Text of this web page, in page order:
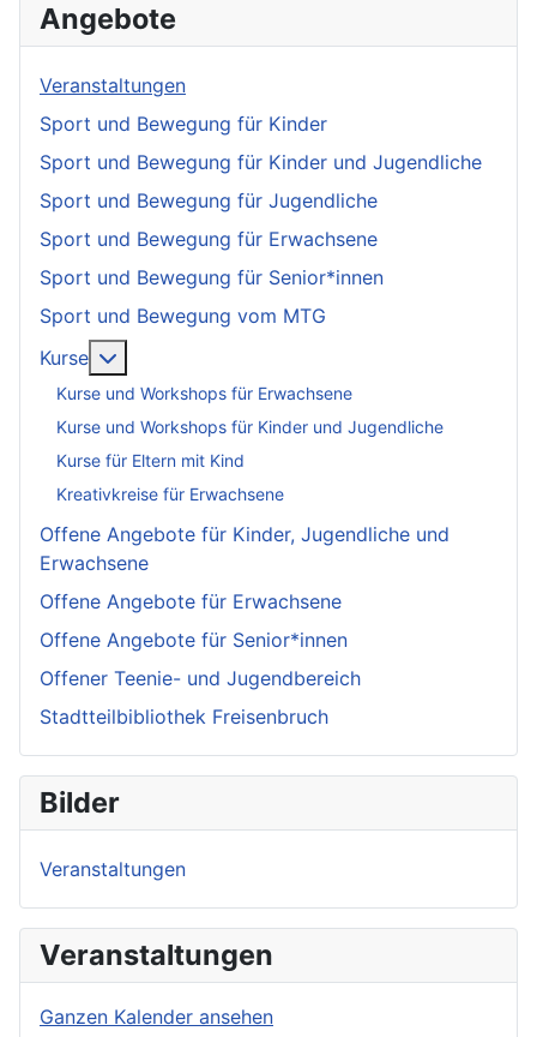
Angebote
Veranstaltungen
Sport und Bewegung für Kinder
Sport und Bewegung für Kinder und Jugendliche
Sport und Bewegung für Jugendliche
Sport und Bewegung für Erwachsene
Sport und Bewegung für Senior*innen
Sport und Bewegung vom MTG
Kurse
Kurse und Workshops für Erwachsene
Kurse und Workshops für Kinder und Jugendliche
Kurse für Eltern mit Kind
Kreativkreise für Erwachsene
Offene Angebote für Kinder, Jugendliche und
Erwachsene
Offene Angebote für Erwachsene
Offene Angebote für Senior*innen
Offener Teenie- und Jugendbereich
Stadtteilbibliothek Freisenbruch
Bilder
Veranstaltungen
Veranstaltungen
Ganzen Kalender ansehen